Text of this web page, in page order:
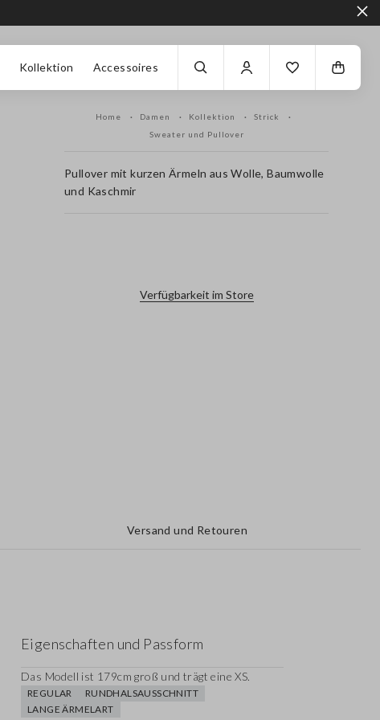
Kollektion Accessoires
Home Damen Kollektion
Strick
Sweater und Pullover
Pullover mit kurzen Ärmeln aus Wolle, Baumwolle
und Kaschmir
Verfügbarkeit im Store
Versand und Retouren
Eigenschaften und Passform
Das Modell ist 179cm groß und trägt eine XS.
REGULAR
RUNDHALSAUSSCHNITT
LANGE ÄRMELART